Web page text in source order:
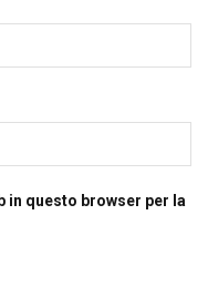
in questo browser per la